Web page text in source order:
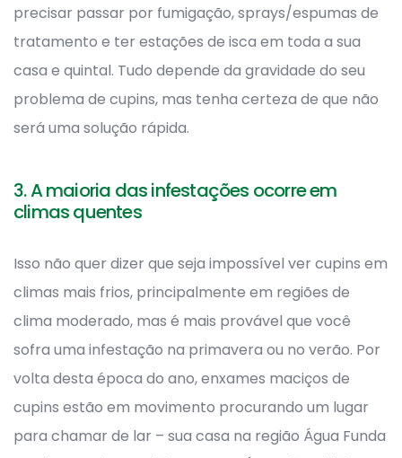
precisar passar por fumigação, sprays/espumas de
tratamento e ter estações de isca em toda a sua
casa e quintal. Tudo depende da gravidade do seu
problema de cupins, mas tenha certeza de que não
será uma solução rápida.
3. A maioria das infestações ocorre em
climas quentes
Isso não quer dizer que seja impossível ver cupins em
climas mais frios, principalmente em regiões de
clima moderado, mas é mais provável que você
sofra uma infestação na primavera ou no verão. Por
volta desta época do ano, enxames maciços de
cupins estão em movimento procurando um lugar
para chamar de lar – sua casa na região Água Funda